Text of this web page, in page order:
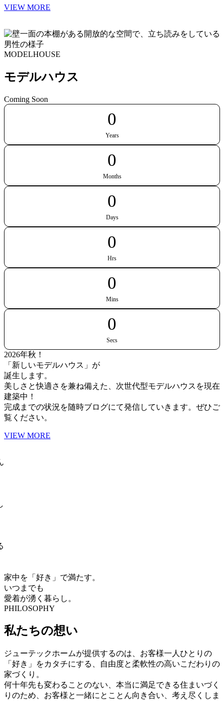
VIEW MORE
MODELHOUSE
モデルハウス
Coming Soon
0
Years
0
Months
0
Days
0
Hrs
0
Mins
0
Secs
2026年秋！
「新しいモデルハウス」が
誕生します。
美しさと快適さを兼ね備えた、次世代型モデルハウスを現在
建築中！
完成までの状況を随時ブログにて発信していきます。ぜひご
覧ください。
VIEW MORE
家中を「好き」で満たす。
いつまでも
愛着が湧く暮らし。
PHILOSOPHY
私たちの想い
ジューテックホームが提供するのは、お客様一人ひとりの
「好き」をカタチにする、自由度と柔軟性の高いこだわりの
家づくり。
何十年先も変わることのない、本当に満足できる住まいづく
りのため、お客様と一緒にとことん向き合い、考え尽くしま